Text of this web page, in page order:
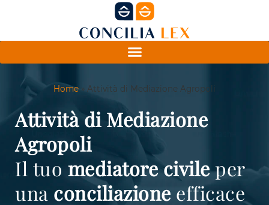
Home » Attività di Mediazione Agropoli
Attività di Mediazione
Agropoli
Il tuo mediatore civileper
una conciliazioneefficace